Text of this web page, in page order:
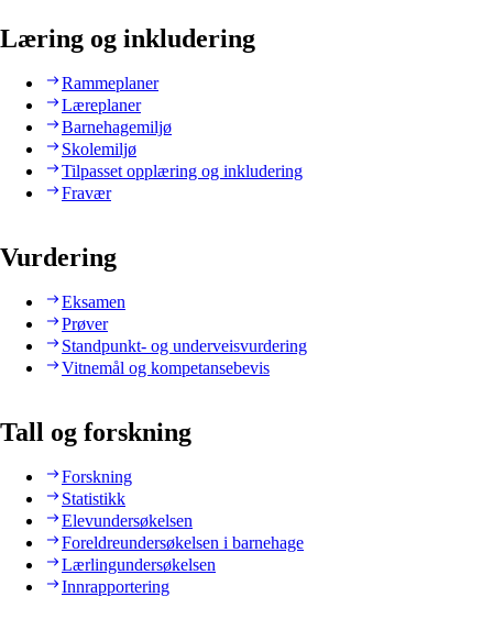
Læring og inkludering
Rammeplaner
Læreplaner
Barnehagemiljø
Skolemiljø
Tilpasset opplæring og inkludering
Fravær
Vurdering
Eksamen
Prøver
Standpunkt- og underveisvurdering
Vitnemål og kompetansebevis
Tall og forskning
Forskning
Statistikk
Elevundersøkelsen
Foreldreundersøkelsen i barnehage
Lærlingundersøkelsen
Innrapportering